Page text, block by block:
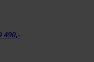
490,-